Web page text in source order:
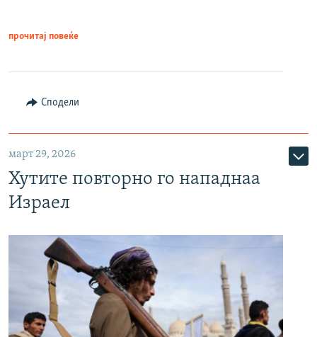
прочитај повеќе
Сподели
март 29, 2026
Хутите повторно го нападнаа
Израел